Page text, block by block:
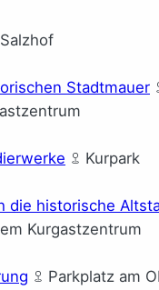
Salzhof
Stadtmauer
Kurpark
die historische
Kurgastzentrum
Parkplatz am